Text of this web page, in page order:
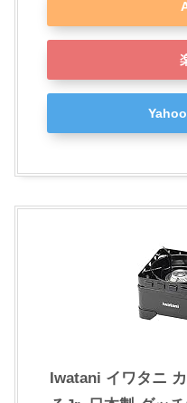
Iwatani イワタニ